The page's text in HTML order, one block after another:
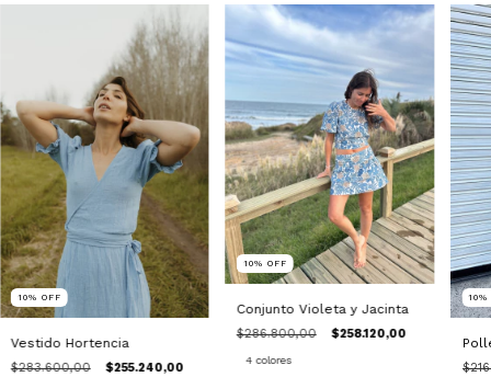
10% OFF
Vestido Hortencia
$283.600,00 $255.240,00
10% OFF
Conjunto Violeta y Jacinta
$286.800,00 $258.120,00
4 colores
10